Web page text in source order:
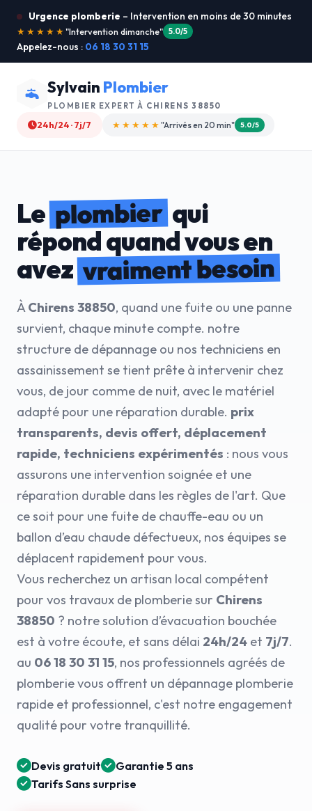
Urgence plomberie – Intervention en moins de 30 minutes
★★★★★"Je recommande !" 4.9/5
Appelez-nous : 06 18 30 31 15
Sylvain Plombier
PLOMBIER EXPERT À CHIRENS 38850
24h/24 · 7j/7 ★★★★☆ "Devis gratuit" 4.8/5
Leplombierqui
répond quand vous en
avezvraiment besoin
ÀChirens 38850, quand une fuite ou une panne
survient, chaque minute compte. notre
structure de dépannage ou nos techniciens en
assainissement se tient prête à intervenir chez
vous, de jour comme de nuit, avec le matériel
adapté pour une réparation durable. prix
transparents, devis offert, déplacement
rapide, techniciens expérimentés : nous vous
assurons une intervention soignée et une
réparation durable dans les règles de l'art. Que
ce soit pour une fuite de chauffe-eau ou un
ballon d’eau chaude défectueux, nos équipes se
déplacent rapidement pour vous.
Vous recherchez un artisan local compétent
pour vos travaux de plomberie sur Chirens
38850 ? notre solution d’évacuation bouchée
est à votre écoute, et sans délai 24h/24 et 7j/7.
au 06 18 30 31 15, nos professionnels agréés de
plomberie vous offrent un dépannage plomberie
rapide et professionnel, c'est notre engagement
qualité pour votre tranquillité.
Devis gratuit
Garantie 5 ans
Tarifs Sans surprise